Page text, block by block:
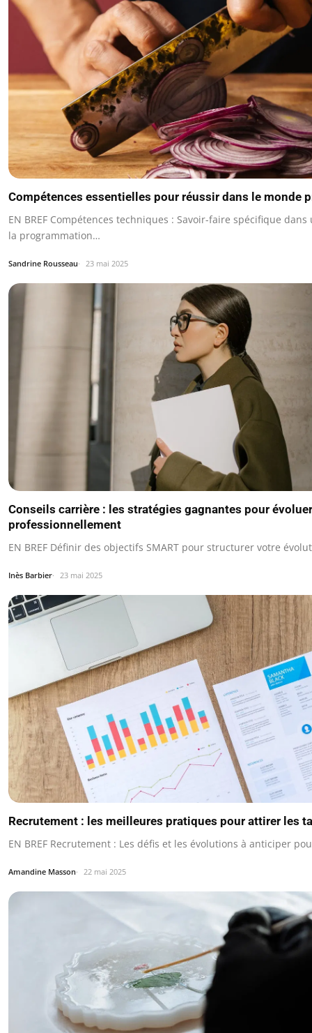
Compétences essentielles pour réussir dans le monde
EN BREF Compétences techniques : Savoir-faire spécifique
la programmation…
Sandrine Rousseau 23 mai 2025
Conseils carrière : les stratégies gagnantes pour évoluer
professionnellement
EN BREF Définir des objectifs SMART pour structurer votre
Inès Barbier 23 mai 2025
Recrutement : les meilleures pratiques pour attirer les
EN BREF Recrutement : Les défis et les évolutions à anticiper
Amandine Masson 22 mai 2025